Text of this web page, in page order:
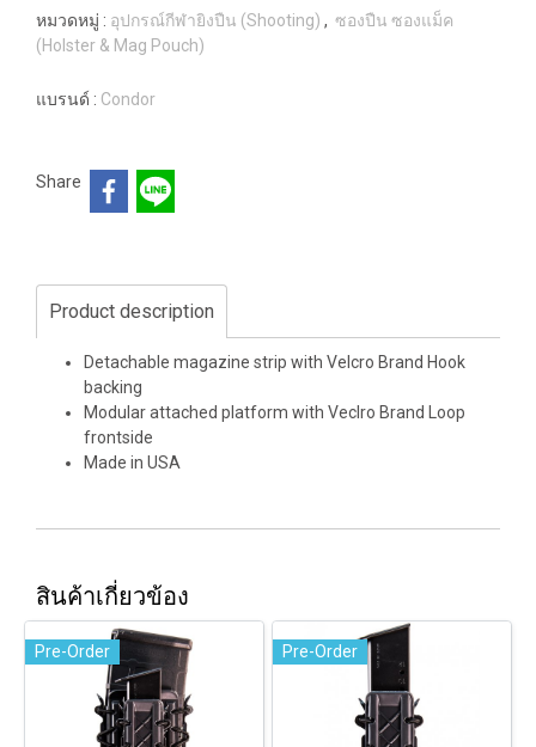
หมวดหมู่ : อุปกรณ์กีฬายิงปืน (Shooting) , ซองปืน ซองแม็ค
(Holster & Mag Pouch)
แบรนด์ : Condor
Share
Product description
Detachable magazine strip with Velcro Brand Hook
backing
Modular attached platform with Veclro Brand Loop
frontside
Made in USA
สินค้าเกี่ยวข้อง
Pre-Order Pre-Order